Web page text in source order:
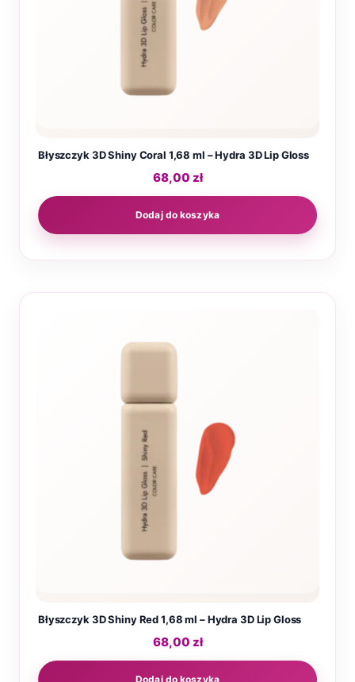
Błyszczyk 3D Shiny Coral 1,68 ml – Hydra 3D Lip Gloss
68,00 zł
Dodaj do koszyka
Błyszczyk 3D Shiny Red 1,68 ml – Hydra 3D Lip Gloss
68,00 zł
Dodaj do koszyka